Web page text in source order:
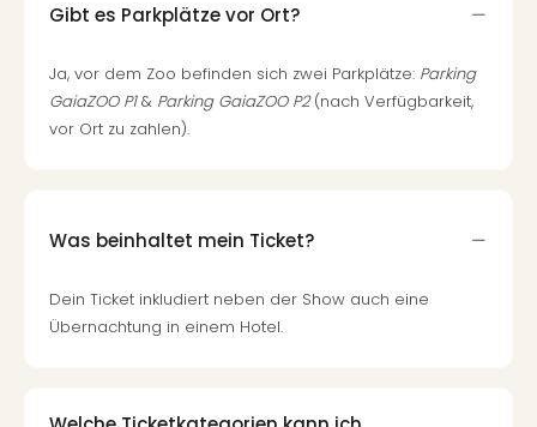
Gibt es Parkplätze vor Ort?
Ja, vor dem Zoo befinden sich zwei Parkplätze: Parking
GaiaZOO P1& Parking GaiaZOO P2(nach Verfügbarkeit,
vor Ort zu zahlen).
Was beinhaltet mein Ticket?
Dein Ticket inkludiert neben der Show auch eine
Übernachtung in einem Hotel.